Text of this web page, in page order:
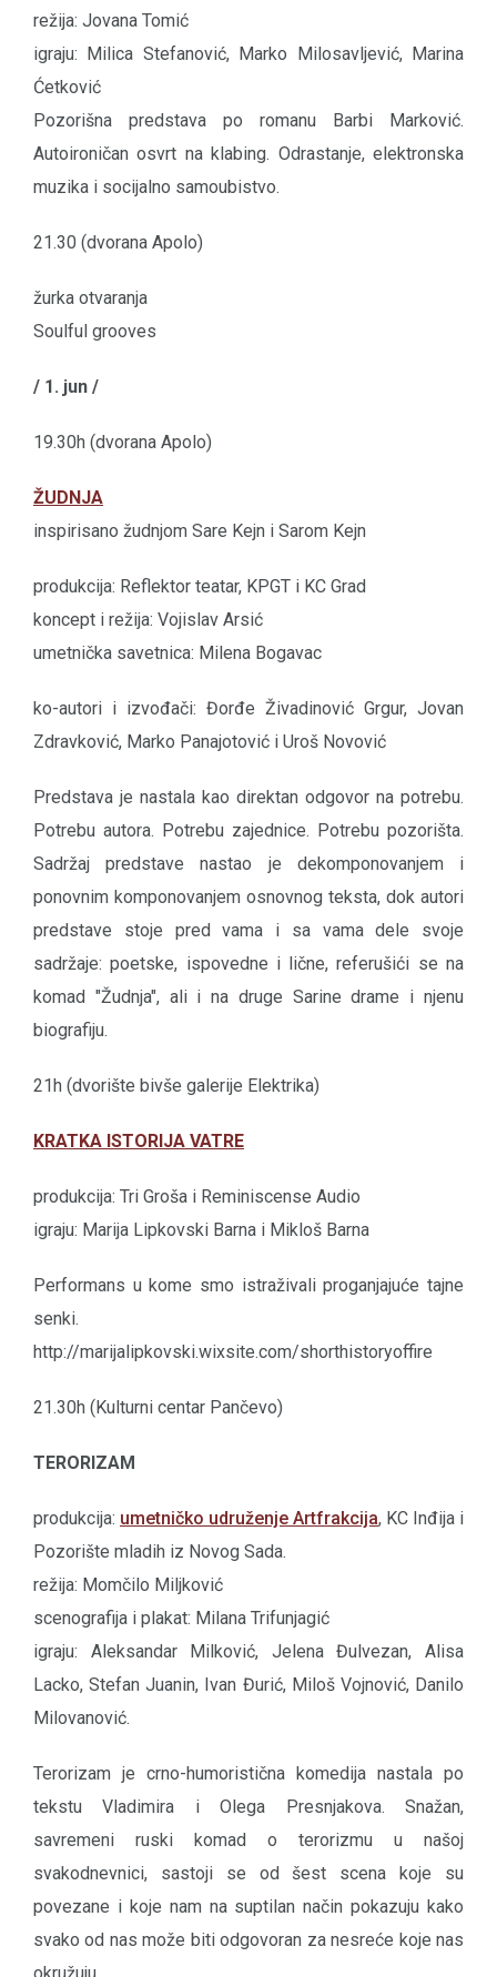
režija: Jovana Tomić
igraju: Milica Stefanović, Marko Milosavljević, Marina
Ćetković
Pozorišna predstava po romanu Barbi Marković.
Autoironičan osvrt na klabing. Odrastanje, elektronska
muzika i socijalno samoubistvo.
21.30 (dvorana Apolo)
žurka otvaranja
Soulful grooves
/ 1. jun /
19.30h (dvorana Apolo)
ŽUDNJA
inspirisano žudnjom Sare Kejn i Sarom Kejn
produkcija: Reflektor teatar, KPGT i KC Grad
koncept i režija: Vojislav Arsić
umetnička savetnica: Milena Bogavac
ko-autori i izvođači: Đorđe Živadinović Grgur, Jovan
Zdravković, Marko Panajotović i Uroš Novović
Predstava je nastala kao direktan odgovor na potrebu.
Potrebu autora. Potrebu zajednice. Potrebu pozorišta.
Sadržaj predstave nastao je dekomponovanjem i
ponovnim komponovanjem osnovnog teksta, dok autori
predstave stoje pred vama i sa vama dele svoje
sadržaje: poetske, ispovedne i lične, referušići se na
komad "Žudnja", ali i na druge Sarine drame i njenu
biografiju.
21h (dvorište bivše galerije Elektrika)
KRATKA ISTORIJA VATRE
produkcija: Tri Groša i Reminiscense Audio
igraju: Marija Lipkovski Barna i Mikloš Barna
Performans u kome smo istraživali proganjajuće tajne
senki.
http://marijalipkovski.wixsite.com/shorthistoryoffire
21.30h (Kulturni centar Pančevo)
TERORIZAM
produkcija: umetničko udruženje Artfrakcija, KC Inđija i
Pozorište mladih iz Novog Sada.
režija: Momčilo Miljković
scenografija i plakat: Milana Trifunjagić
igraju: Aleksandar Milković, Jelena Đulvezan, Alisa
Lacko, Stefan Juanin, Ivan Đurić, Miloš Vojnović, Danilo
Milovanović.
Terorizam je crno-humoristična komedija nastala po
tekstu Vladimira i Olega Presnjakova. Snažan,
savremeni ruski komad o terorizmu u našoj
svakodnevnici, sastoji se od šest scena koje su
povezane i koje nam na suptilan način pokazuju kako
svako od nas može biti odgovoran za nesreće koje nas